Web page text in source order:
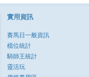
實用資訊
賽馬日一般資訊
檔位統計
騎師王統計
靈活玩